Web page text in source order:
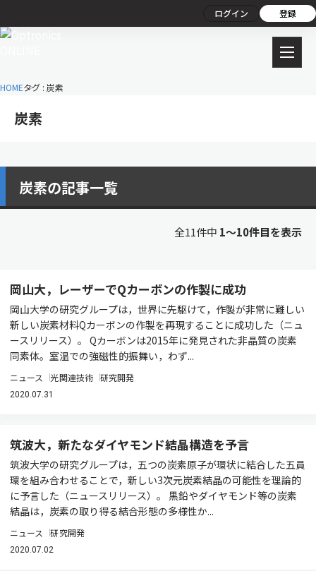
ログイン 登録
HOMEタグ : 炭素
炭素
炭素の記事一覧
全11件中 1〜10件目を表示
岡山大，レーザーでQカーボンの作製に成功
岡山大学の研究グループは，世界に先駆けて，作製が非常に難しい
新しい炭素材料Qカーボンの作製を再現することに成功した（ニュ
ースリリース）。 Qカーボンは2015年に発見された非晶質の炭素
同素体。室温での強磁性的振舞い，わず...
ニュース 光関連技術 研究開発
2020.07.31
筑波大，新たなダイヤモンド結晶構造を予言
筑波大学の研究グループは，五つの炭素原子が環状に結合した五員
環を組み合わせることで，新しい3次元炭素結晶の可能性を理論的
に予言した（ニュースリリース）。 黒鉛やダイヤモンド等の炭素
結晶は，炭素の取り得る結合形態の多様性か...
ニュース 研究開発
2020.07.02